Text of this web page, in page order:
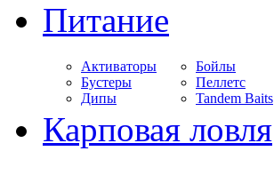
Питание
Активаторы
Бустеры
Дипы
Бойлы
Пеллетс
Tandem Baits
Карповая ловля